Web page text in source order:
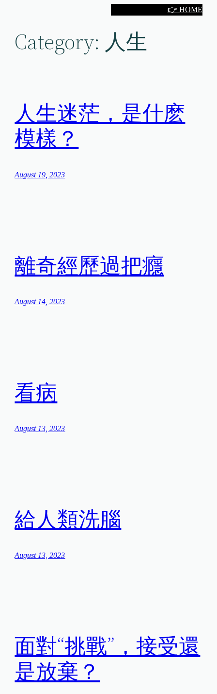
content
👉 HOME
Category: 人生
人生迷茫，是什麽
模樣？
August 19, 2023
離奇經歷過把癮
August 14, 2023
看病
August 13, 2023
給人類洗腦
August 13, 2023
面對“挑戰”，接受還
是放棄？